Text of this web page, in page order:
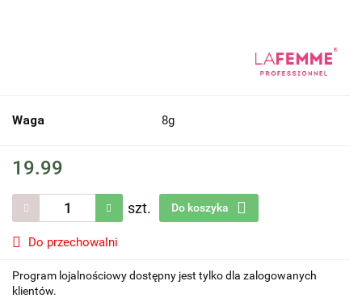
Waga 8g
19.99
szt. Do koszyka
Do przechowalni
Program lojalnościowy dostępny jest tylko dla zalogowanych
klientów.